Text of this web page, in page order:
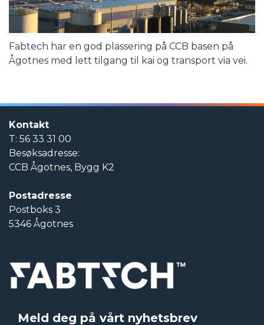
Fabtech har en god plassering på CCB basen på
Ågotnes med lett tilgang til kai og transport via vei.
Kontakt
T: 56 33 31 00
Besøksadresse:
CCB Ågotnes, Bygg K2
Postadresse
Postboks 3
5346 Ågotnes
Meld deg på vårt nyhetsbrev